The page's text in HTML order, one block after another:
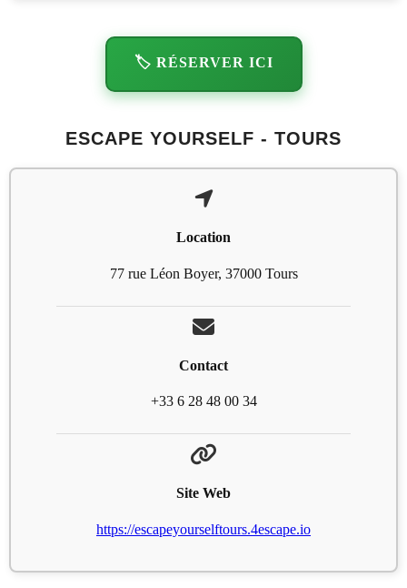
🏷️ RÉSERVER ICI
ESCAPE YOURSELF - TOURS
Location
77 rue Léon Boyer, 37000 Tours
Contact
+33 6 28 48 00 34
Site Web
https://escapeyourselftours.4escape.io